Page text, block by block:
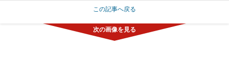
この記事へ戻る